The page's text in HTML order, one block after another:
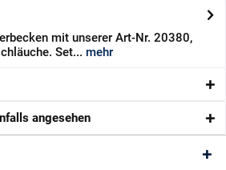
mit unserer Art-Nr. 20380,
Set... mehr
angesehen